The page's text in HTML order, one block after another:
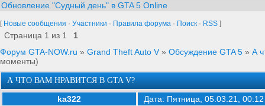
Обновление "Судный день" в GTA 5 Online
[ Новые сообщения · Участники · Правила форума · Поиск · RSS ]
Страница 1 из 1
1
Форум GTA-NOW.ru » Grand Theft Auto V » Обсуждение GTA 5 » А
моменты)
А ЧТО ВАМ НРАВИТСЯ В GTA V?
ka322
Дата: Пятница, 05.03.21,